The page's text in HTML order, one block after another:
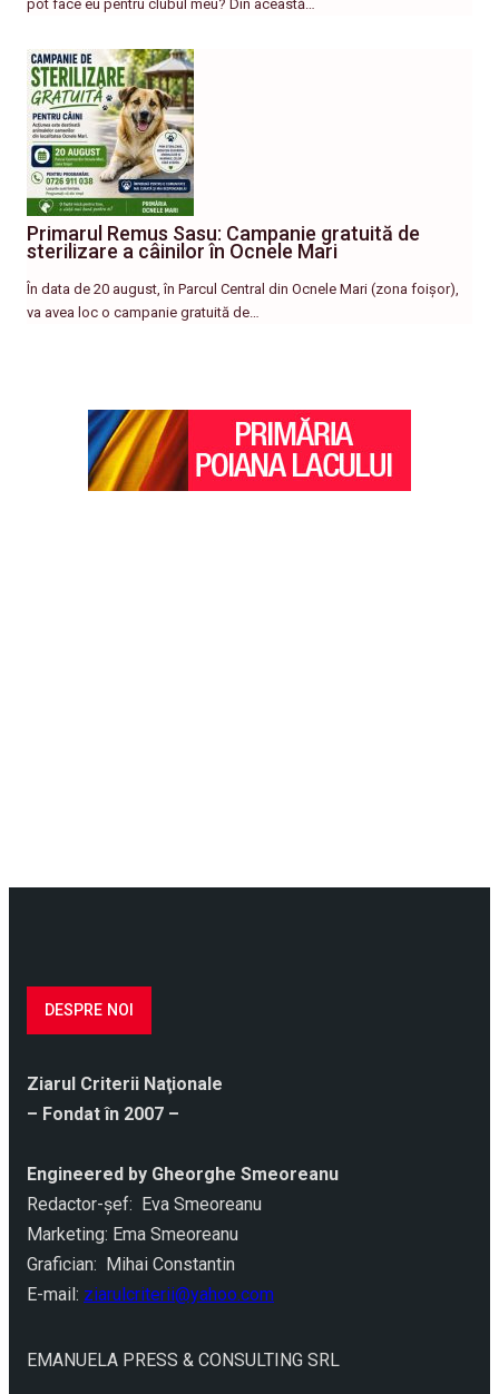
pot face eu pentru clubul meu? Din această…
Primarul Remus Sasu: Campanie gratuită de
sterilizare a câinilor în Ocnele Mari
În data de 20 august, în Parcul Central din Ocnele Mari (zona foișor),
va avea loc o campanie gratuită de…
DESPRE NOI
Ziarul Criterii Naţionale
– Fondat în 2007 –
Engineered by Gheorghe Smeoreanu
Redactor-şef: Eva Smeoreanu
Marketing: Ema Smeoreanu
Grafician: Mihai Constantin
E-mail: ziarulcriterii@yahoo.com
EMANUELA PRESS & CONSULTING SRL